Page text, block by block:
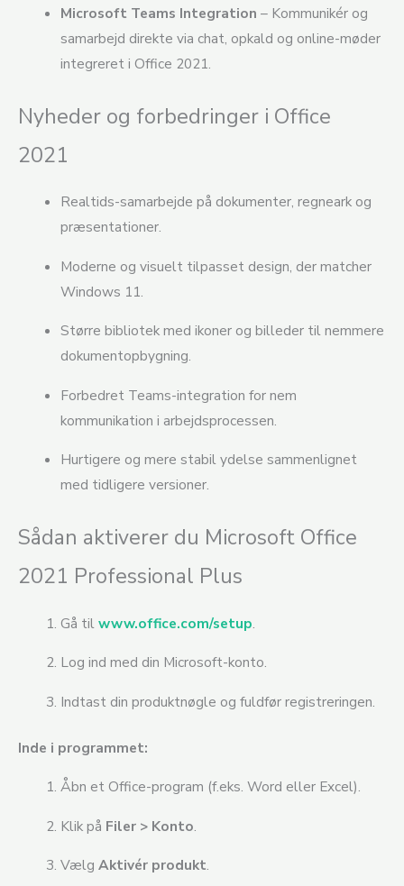
Microsoft Teams Integration – Kommunikér og
samarbejd direkte via chat, opkald og online-møder
integreret i Office 2021.
Nyheder og forbedringer i Office
2021
Realtids-samarbejde på dokumenter, regneark og
præsentationer.
Moderne og visuelt tilpasset design, der matcher
Windows 11.
Større bibliotek med ikoner og billeder til nemmere
dokumentopbygning.
Forbedret Teams-integration for nem
kommunikation i arbejdsprocessen.
Hurtigere og mere stabil ydelse sammenlignet
med tidligere versioner.
Sådan aktiverer du Microsoft Office
2021 Professional Plus
Gå tilwww.office.com/setup.
Log ind med din Microsoft-konto.
Indtast din produktnøgle og fuldfør registreringen.
Inde i programmet:
Åbn et Office-program (f.eks. Word eller Excel).
Klik på Filer > Konto.
Vælg Aktivér produkt.